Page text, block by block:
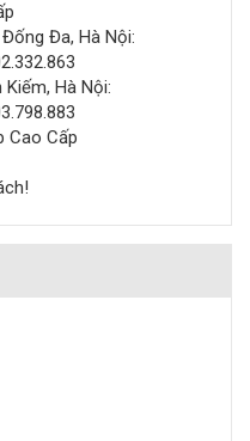
Đa, Hà Nội:
Hà Nội:
Cao Cấp